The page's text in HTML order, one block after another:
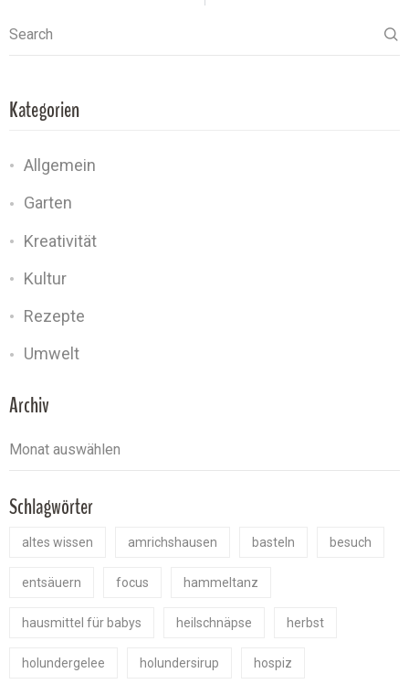
Search
Kategorien
Allgemein
Garten
Kreativität
Kultur
Rezepte
Umwelt
Archiv
Schlagwörter
altes wissen amrichshausen basteln besuch
entsäuern focus hammeltanz
hausmittel für babys heilschnäpse herbst
holundergelee holundersirup hospiz